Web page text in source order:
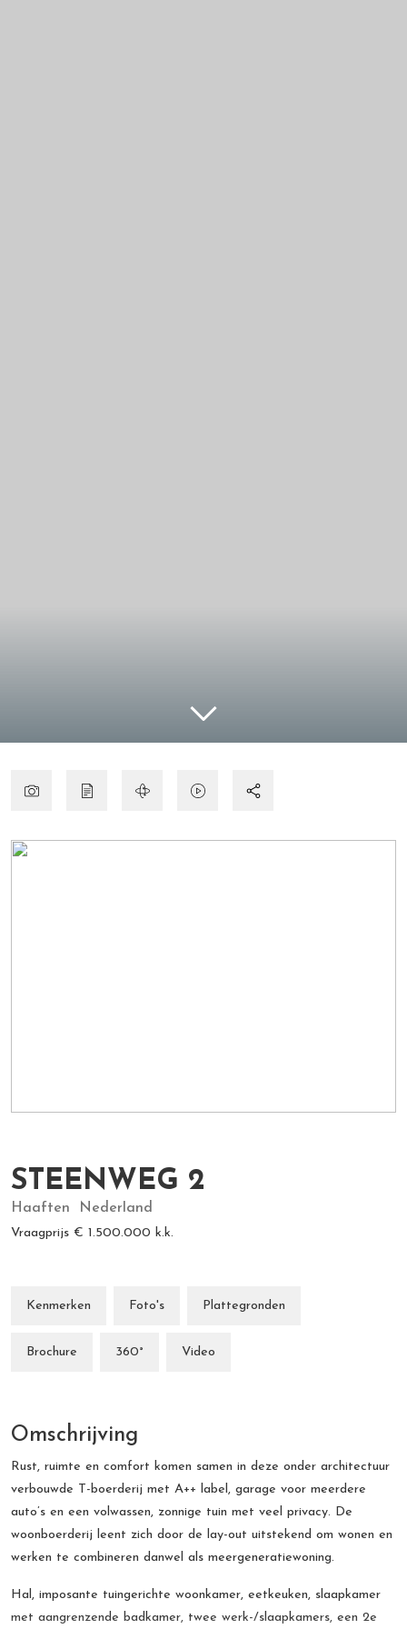
STEENWEG 2
Haaften Nederland
Vraagprijs € 1.500.000 k.k.
Kenmerken Foto's Plattegronden
Brochure 360° Video
Omschrijving
Rust, ruimte en comfort komen samen in deze onder architectuur
verbouwde T-boerderij met A++ label, garage voor meerdere
auto’s en een volwassen, zonnige tuin met veel privacy. De
woonboerderij leent zich door de lay-out uitstekend om wonen en
werken te combineren danwel als meergeneratiewoning.
Hal, imposante tuingerichte woonkamer, eetkeuken, slaapkamer
met aangrenzende badkamer, twee werk-/slaapkamers, een 2e